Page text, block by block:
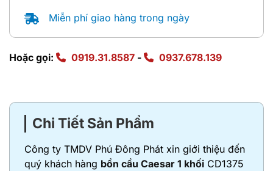
Miễn phí giao hàng trong ngày
Hoặc gọi: 0919.31.8587 - 0937.678.139
Chi Tiết Sản Phẩm
Công ty TMDV Phú Đông Phát xin giới thiệu đến
quý khách hàng bồn cầu Caesar 1 khối CD1375